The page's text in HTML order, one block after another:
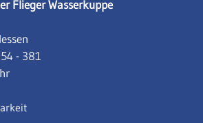
Flieger Wasserkuppe
- 381